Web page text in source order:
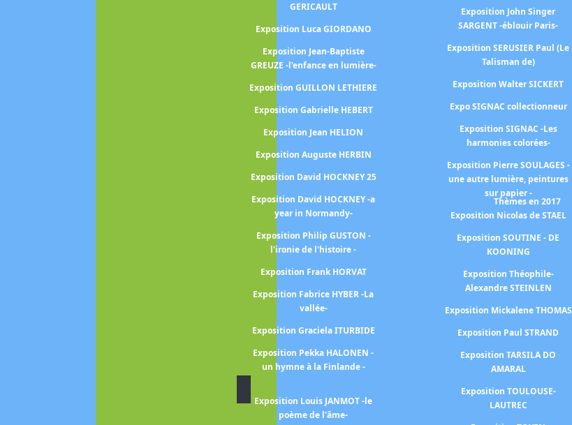
GERICAULT
Exposition Luca GIORDANO
Exposition Jean-Baptiste
GREUZE -l'enfance en lumière-
Exposition GUILLON LETHIERE
Exposition Gabrielle HEBERT
Exposition Jean HELION
Exposition Auguste HERBIN
Exposition David HOCKNEY 25
Exposition David HOCKNEY -a
year in Normandy-
Exposition Philip GUSTON -
l'ironie de l'histoire -
Exposition Frank HORVAT
Exposition Fabrice HYBER -La
vallée-
Exposition Graciela ITURBIDE
Exposition Pekka HALONEN -
un hymne à la Finlande -
Exposition Louis JANMOT -le
poème de l'âme-
Exposition John Singer
SARGENT -éblouir Paris-
Exposition SERUSIER Paul (Le
Talisman de)
Exposition Walter SICKERT
Expo SIGNAC collectionneur
Exposition SIGNAC -Les
harmonies colorées-
Exposition Pierre SOULAGES -
une autre lumière, peintures
sur papier -
Exposition Nicolas de STAEL
Exposition SOUTINE - DE
KOONING
Exposition Théophile-
Alexandre STEINLEN
Exposition Mickalene THOMAS
Exposition Paul STRAND
Exposition TARSILA DO
AMARAL
Exposition TOULOUSE-
LAUTREC
Thèmes en 2017